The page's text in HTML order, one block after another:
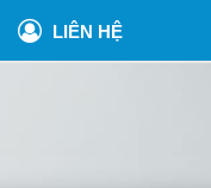
LIÊN HỆ